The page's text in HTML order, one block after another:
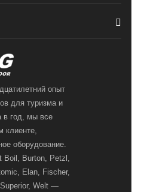
опыт
для туризма и
в год, мы все
клиенте,
оборудование.
Boil, Burton, Petzl,
Elan, Fischer,
Welt —